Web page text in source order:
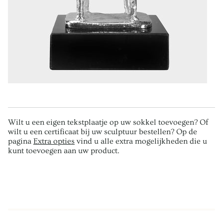
Wilt u een eigen tekstplaatje op uw sokkel toevoegen? Of
wilt u een certificaat bij uw sculptuur bestellen? Op de
pagina Extra opties vind u alle extra mogelijkheden die u
kunt toevoegen aan uw product.